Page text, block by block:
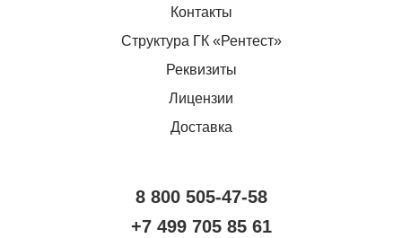
Контакты
Структура ГК «Рентест»
Реквизиты
Лицензии
Доставка
8 800 505-47-58
+7 499 705 85 61